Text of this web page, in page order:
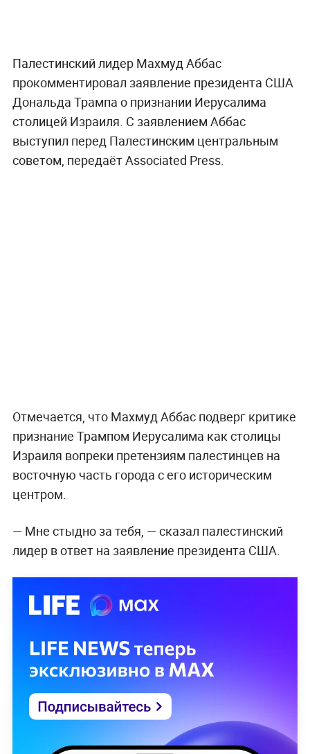
Палестинский лидер Махмуд Аббас
прокомментировал заявление президента США
Дональда Трампа о признании Иерусалима
столицей Израиля. С заявлением Аббас
выступил перед Палестинским центральным
советом, передаёт Associated Press.
Отмечается, что Махмуд Аббас подверг критике
признание Трампом Иерусалима как столицы
Израиля вопреки претензиям палестинцев на
восточную часть города с его историческим
центром.
— Мне стыдно за тебя, — сказал палестинский
лидер в ответ на заявление президента США.